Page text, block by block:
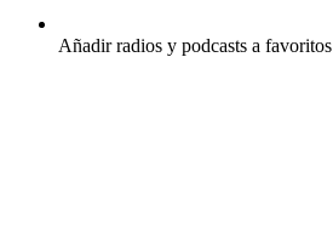
Añadir radios y podcasts a favoritos